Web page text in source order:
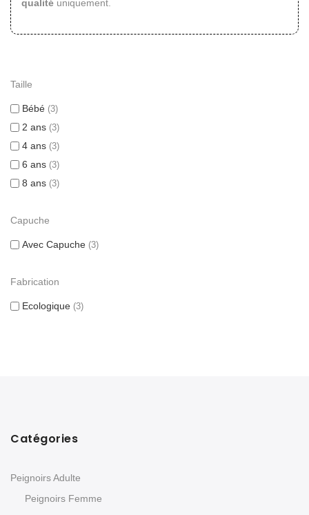
qualité uniquement.
Taille
Bébé 3
2 ans 3
4 ans 3
6 ans 3
8 ans 3
Capuche
Avec Capuche 3
Fabrication
Ecologique 3
Catégories
Peignoirs Adulte
Peignoirs Femme